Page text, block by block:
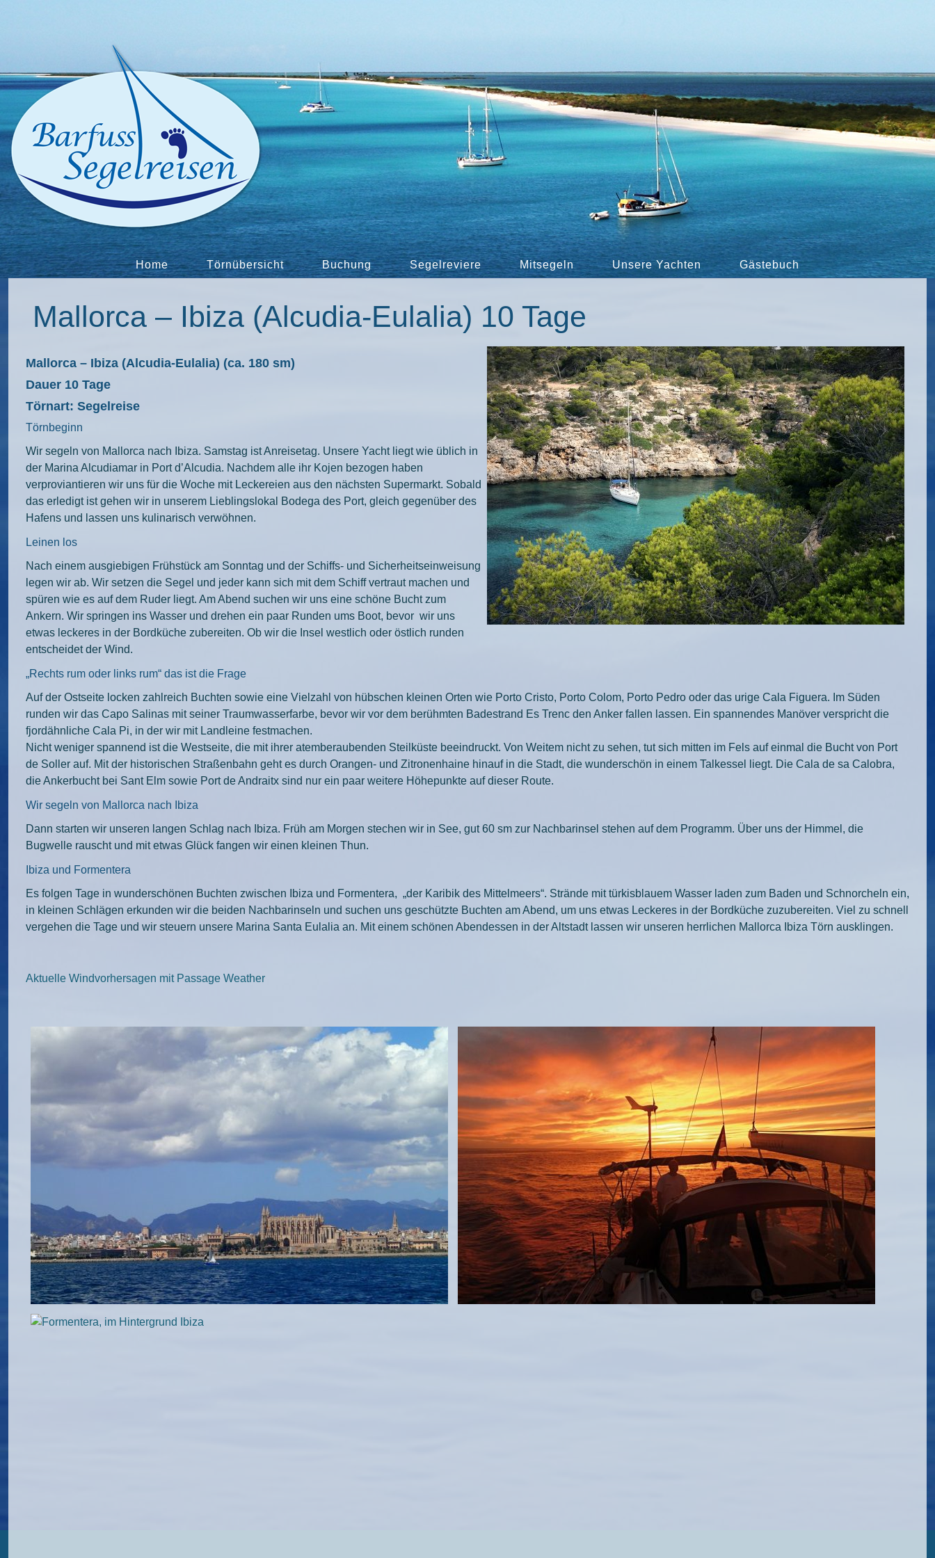
Home Törnübersicht Buchung Segelreviere Mitsegeln Unsere Yachten Gästebuch
Mallorca – Ibiza (Alcudia-Eulalia) 10 Tage
Mallorca – Ibiza (Alcudia-Eulalia) (ca. 180 sm)
Dauer 10 Tage
Törnart: Segelreise
Törnbeginn
Wir segeln von Mallorca nach Ibiza. Samstag ist Anreisetag. Unsere Yacht liegt wie üblich in
der Marina Alcudiamar in Port d’Alcudia. Nachdem alle ihr Kojen bezogen haben
verproviantieren wir uns für die Woche mit Leckereien aus den nächsten Supermarkt. Sobald
das erledigt ist gehen wir in unserem Lieblingslokal Bodega des Port, gleich gegenüber des
Hafens und lassen uns kulinarisch verwöhnen.
Leinen los
Nach einem ausgiebigen Frühstück am Sonntag und der Schiffs- und Sicherheitseinweisung
legen wir ab. Wir setzen die Segel und jeder kann sich mit dem Schiff vertraut machen und
spüren wie es auf dem Ruder liegt. Am Abend suchen wir uns eine schöne Bucht zum
Ankern. Wir springen ins Wasser und drehen ein paar Runden ums Boot, bevor wir uns
etwas leckeres in der Bordküche zubereiten. Ob wir die Insel westlich oder östlich runden
entscheidet der Wind.
„Rechts rum oder links rum“ das ist die Frage
Auf der Ostseite locken zahlreich Buchten sowie eine Vielzahl von hübschen kleinen Orten wie Porto Cristo, Porto Colom, Porto Pedro oder das urige Cala Figuera. Im Süden
runden wir das Capo Salinas mit seiner Traumwasserfarbe, bevor wir vor dem berühmten Badestrand Es Trenc den Anker fallen lassen. Ein spannendes Manöver verspricht die
fjordähnliche Cala Pi, in der wir mit Landleine festmachen.
Nicht weniger spannend ist die Westseite, die mit ihrer atemberaubenden Steilküste beeindruckt. Von Weitem nicht zu sehen, tut sich mitten im Fels auf einmal die Bucht von Port
de Soller auf. Mit der historischen Straßenbahn geht es durch Orangen- und Zitronenhaine hinauf in die Stadt, die wunderschön in einem Talkessel liegt. Die Cala de sa Calobra,
die Ankerbucht bei Sant Elm sowie Port de Andraitx sind nur ein paar weitere Höhepunkte auf dieser Route.
Wir segeln von Mallorca nach Ibiza
Dann starten wir unseren langen Schlag nach Ibiza. Früh am Morgen stechen wir in See, gut 60 sm zur Nachbarinsel stehen auf dem Programm. Über uns der Himmel, die
Bugwelle rauscht und mit etwas Glück fangen wir einen kleinen Thun.
Ibiza und Formentera
Es folgen Tage in wunderschönen Buchten zwischen Ibiza und Formentera, „der Karibik des Mittelmeers“. Strände mit türkisblauem Wasser laden zum Baden und Schnorcheln ein,
in kleinen Schlägen erkunden wir die beiden Nachbarinseln und suchen uns geschützte Buchten am Abend, um uns etwas Leckeres in der Bordküche zuzubereiten. Viel zu schnell
vergehen die Tage und wir steuern unsere Marina Santa Eulalia an. Mit einem schönen Abendessen in der Altstadt lassen wir unseren herrlichen Mallorca Ibiza Törn ausklingen.
Aktuelle Windvorhersagen mit Passage Weather